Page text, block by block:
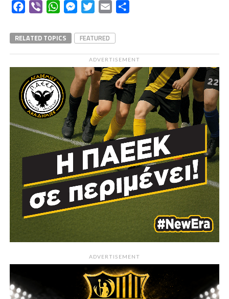
Facebook
Viber WhatsAppMessengerTwitterEmail
RELATED TOPICS FEATURED
ADVERTISEMENT
ADVERTISEMENT